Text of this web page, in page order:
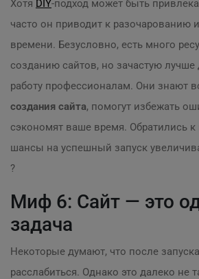
Хотя DIY-подход может быть
часто он приводит к разочарованию
времени. Безусловно, есть много
созданию сайтов, но зачастую лучше
работу профессионалам. Они знают
создания сайта, помогут избежать
сэкономят ваше время. Обратились
шансы на успешный запуск
?
Миф 6: Сайт — это
задача
Некоторые думают, что после
расслабиться. Однако это далеко не